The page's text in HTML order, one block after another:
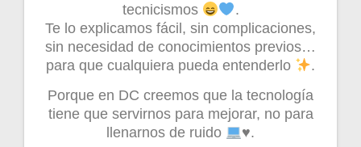
tecnicismos
.
Te lo explicamos fácil, sin complicaciones,
sin necesidad de conocimientos previos…
para que cualquiera pueda entenderlo
.
Porque en DC creemos que la tecnología
tiene que servirnos para mejorar, no para
llenarnos de ruido
♥️.